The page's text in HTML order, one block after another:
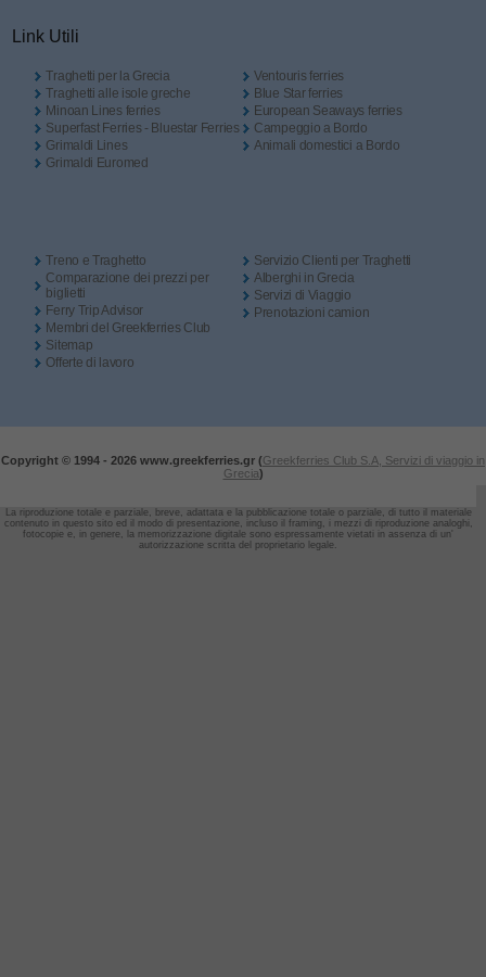
Link Utili
Traghetti per la Grecia
Traghetti alle isole greche
Minoan Lines ferries
Superfast Ferries - Bluestar Ferries
Grimaldi Lines
Grimaldi Euromed
Ventouris ferries
Blue Star ferries
European Seaways ferries
Campeggio a Bordo
Animali domestici a Bordo
Treno e Traghetto
Comparazione dei prezzi per
biglietti
Ferry Trip Advisor
Membri del Greekferries Club
Sitemap
Offerte di lavoro
Servizio Clienti per Traghetti
Alberghi in Grecia
Servizi di Viaggio
Prenotazioni camion
Copyright © 1994 - 2026 www.greekferries.gr (Greekferries Club S.A, Servizi di viaggio in
Grecia)
La riproduzione totale e parziale, breve, adattata e la pubblicazione totale o parziale, di tutto il materiale
contenuto in questo sito ed il modo di presentazione, incluso il framing,
i mezzi di riproduzione analoghi,
fotocopie e, in genere, la memorizzazione digitale sono espressamente vietati in assenza di un'
autorizzazione scritta del proprietario legale.